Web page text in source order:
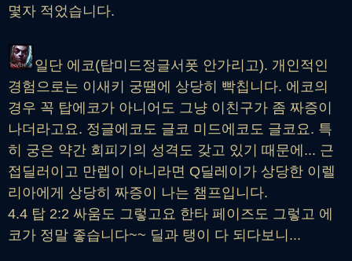
몇자 적었습니다.
일단 에코(탑미드정글서폿 안가리고). 개인적인
경험으로는 이새키 궁땜에 상당히 빡칩니다. 에코의
경우 꼭 탑에코가 아니어도 그냥 이친구가 좀 짜증이
나더라고요. 정글에코도 글코 미드에코도 글코요. 특
히 궁은 약간 회피기의 성격도 갖고 있기 때문에... 근
접딜러이고 만렙이 아니라면 Q딜레이가 상당한 이렐
리아에게 상당히 짜증이 나는 챔프입니다.
4.4 탑 2:2 싸움도 그렇고요 한타 페이즈도 그렇고 에
코가 정말 좋습니다~~ 딜과 탱이 다 되다보니...